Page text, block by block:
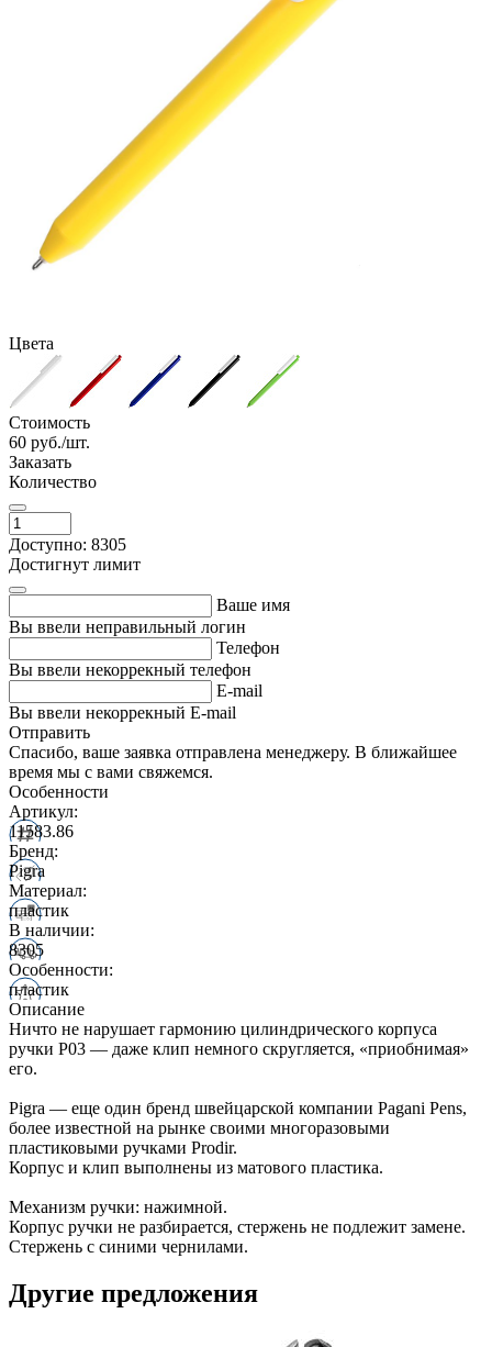
Цвета
Стоимость
60 руб./шт.
Заказать
Количество
Доступно: 8305
Достигнут лимит
Ваше имя
Вы ввели неправильный логин
Телефон
Вы ввели некоррекный телефон
E-mail
Вы ввели некоррекный E-mail
Отправить
Спасибо, ваше заявка отправлена менеджеру. В ближайшее
время мы с вами свяжемся.
Особенности
Артикул:
11583.86
Бренд:
Pigra
Материал:
пластик
В наличии:
8305
Особенности:
пластик
Описание
Ничто не нарушает гармонию цилиндрического корпуса
ручки P03 — даже клип немного скругляется, «приобнимая»
его.
Pigra — еще один бренд швейцарской компании Pagani Pens,
более известной на рынке своими многоразовыми
пластиковыми ручками Prodir.
Корпус и клип выполнены из матового пластика.
Механизм ручки: нажимной.
Корпус ручки не разбирается, стержень не подлежит замене.
Стержень с синими чернилами.
Другие предложения